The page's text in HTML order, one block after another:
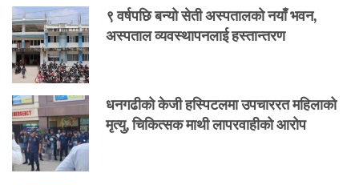
९ वर्षपछि बन्यो सेती अस्पतालको नयाँ भवन,
अस्पताल व्यवस्थापनलाई हस्तान्तरण
धनगढीको केजी हस्पिटलमा उपचाररत महिलाको
मृत्यु, चिकित्सक माथी लापरवाहीको आरोप